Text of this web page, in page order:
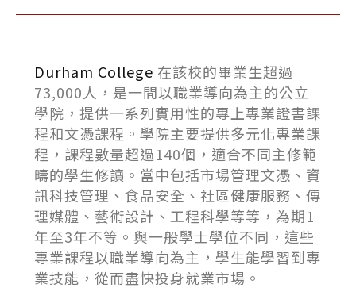
Durham College 在該校的畢業生超過
73,000人，是一間以職業導向為主的公立
學院，提供一系列實用性的專上專業證書課
程和文憑課程。學院主要提供多元化專業課
程，課程數量超過140個，適合不同主修範
疇的學生修讀。當中包括市場管理文憑、資
訊科技管理、食品安全、社區健康服務、傳
理媒體、藝術設計、工程科學等等，為期1
年至3年不等。與一般學士學位不同，這些
專業課程以職業導向為主，學生能學習到專
業技能，從而盡快投身就業市場。